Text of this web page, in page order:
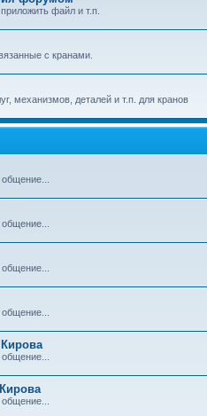
файл и т.п.
с кранами.
механизмов, деталей и т.п. для кранов